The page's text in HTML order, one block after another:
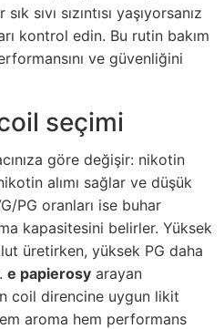
sıvı sızıntısı yaşıyorsanız
kontrol edin. Bu rutin bakım
ve güvenliğini
seçimi
göre değişir: nikotin
alımı sağlar ve düşük
PG oranları ise buhar
kapasitesini belirler. Yüksek
üretirken, yüksek PG daha
e papierosy arayan
coil direncine uygun likit
aroma hem performans